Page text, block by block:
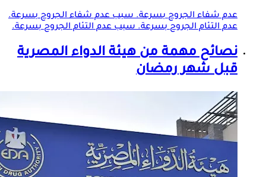
عدم شفاء الجروح بسرعة. سبب عدم شفاء الجروح بسرعة.
عدم التئام الجروح بسرعة. سبب عدم التئام الجروح بسرعة.
نصائح مهمة من هيئة الدواء المصرية
قبل شهر رمضان